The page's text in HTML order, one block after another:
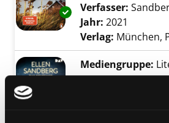
Exemplar-Details von
Verfasser:
Jahr: 2021
Verlag: München,
Exemplar-Details
Mediengruppe:
Das